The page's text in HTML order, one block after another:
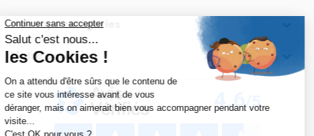
Nos tops catégories
Notre société 